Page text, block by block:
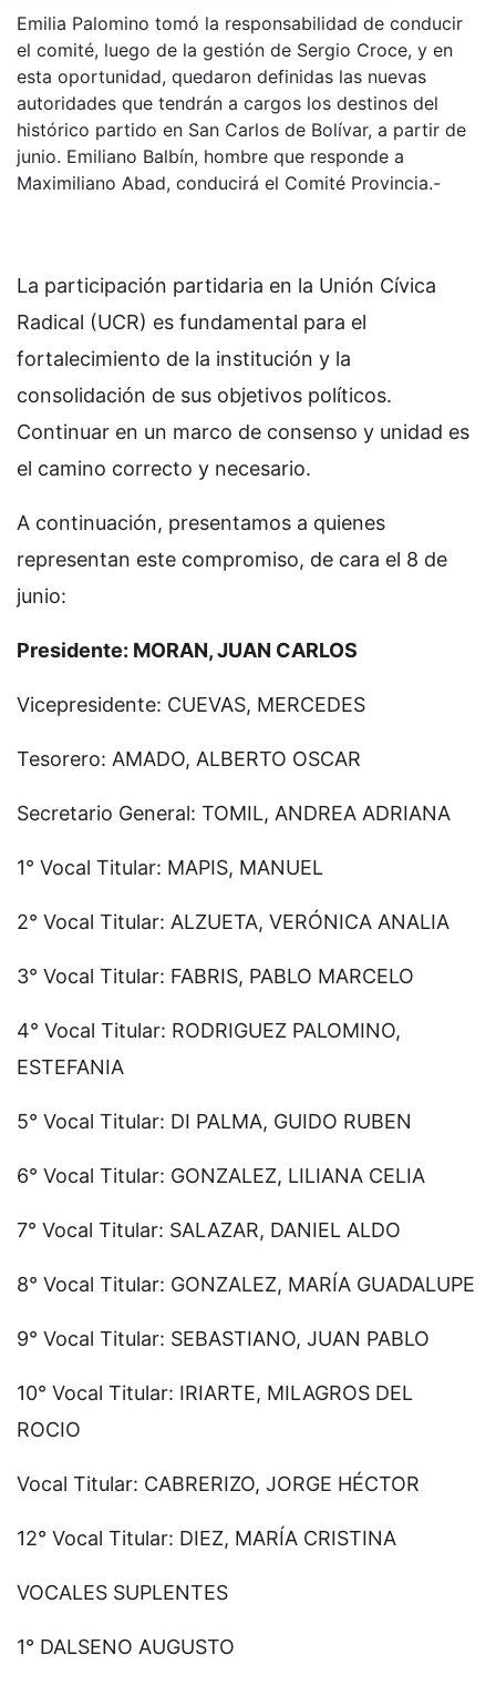
Emilia Palomino tomó la responsabilidad de conducir
el comité, luego de la gestión de Sergio Croce, y en
esta oportunidad, quedaron definidas las nuevas
autoridades que tendrán a cargos los destinos del
histórico partido en San Carlos de Bolívar, a partir de
junio. Emiliano Balbín, hombre que responde a
Maximiliano Abad, conducirá el Comité Provincia.-
La participación partidaria en la Unión Cívica
Radical (UCR) es fundamental para el
fortalecimiento de la institución y la
consolidación de sus objetivos políticos.
Continuar en un marco de consenso y unidad es
el camino correcto y necesario.
A continuación, presentamos a quienes
representan este compromiso, de cara el 8 de
junio:
Presidente: MORAN, JUAN CARLOS
Vicepresidente: CUEVAS, MERCEDES
Tesorero: AMADO, ALBERTO OSCAR
Secretario General: TOMIL, ANDREA ADRIANA
1° Vocal Titular: MAPIS, MANUEL
2° Vocal Titular: ALZUETA, VERÓNICA ANALIA
3° Vocal Titular: FABRIS, PABLO MARCELO
4° Vocal Titular: RODRIGUEZ PALOMINO,
ESTEFANIA
5° Vocal Titular: DI PALMA, GUIDO RUBEN
6° Vocal Titular: GONZALEZ, LILIANA CELIA
7° Vocal Titular: SALAZAR, DANIEL ALDO
8° Vocal Titular: GONZALEZ, MARÍA GUADALUPE
9° Vocal Titular: SEBASTIANO, JUAN PABLO
10° Vocal Titular: IRIARTE, MILAGROS DEL
ROCIO
Vocal Titular: CABRERIZO, JORGE HÉCTOR
12° Vocal Titular: DIEZ, MARÍA CRISTINA
VOCALES SUPLENTES
1° DALSENO AUGUSTO